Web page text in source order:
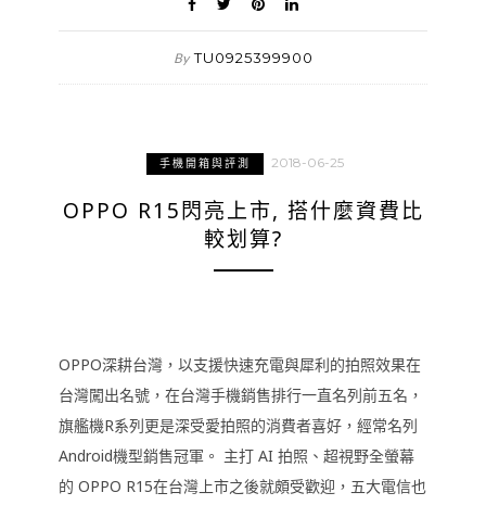
By TU0925399900
手機開箱與評測 2018-06-25
OPPO R15閃亮上市, 搭什麼資費比
較划算?
OPPO深耕台灣，以支援快速充電與犀利的拍照效果在
台灣闖出名號，在台灣手機銷售排行一直名列前五名，
旗艦機R系列更是深受愛拍照的消費者喜好，經常名列
Android機型銷售冠軍。 主打 AI 拍照、超視野全螢幕
的 OPPO R15在台灣上市之後就頗受歡迎，五大電信也